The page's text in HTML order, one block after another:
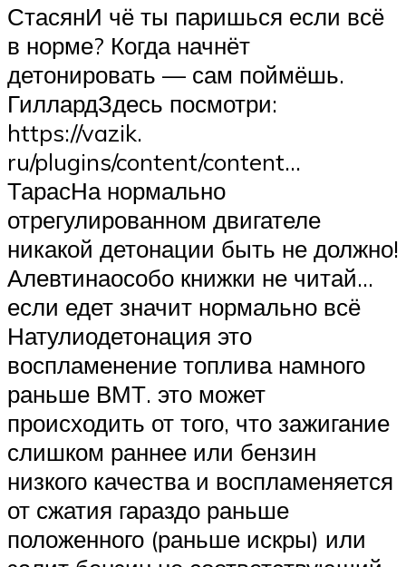
СтасянИ чё ты паришься если всё
в норме? Когда начнёт
детонировать — сам поймёшь.
ГиллардЗдесь посмотри:
https://vazik.
ru/plugins/content/content…
ТарасНа нормально
отрегулированном двигателе
никакой детонации быть не должно!
Алевтинаособо книжки не читай…
если едет значит нормально всё
Натулиодетонация это
воспламенение топлива намного
раньше ВМТ. это может
происходить от того, что зажигание
слишком раннее или бензин
низкого качества и воспламеняется
от сжатия гараздо раньше
положенного (раньше искры) или